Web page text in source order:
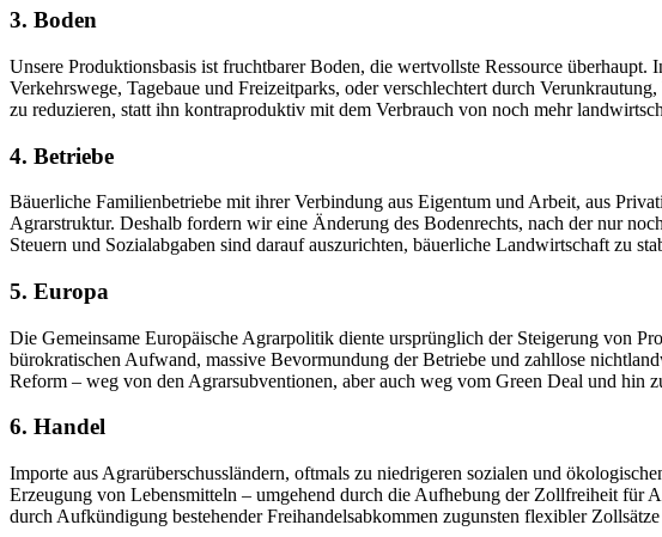
3. Boden
Unsere Produktionsbasis ist fruchtbarer Boden, die wertvollste Ressource
Verkehrswege, Tagebaue und Freizeitparks, oder verschlechtert durch
zu reduzieren, statt ihn kontraproduktiv mit dem Verbrauch von noch mehr
4. Betriebe
Bäuerliche Familienbetriebe mit ihrer Verbindung aus Eigentum und Arbeit, aus
Agrarstruktur. Deshalb fordern wir eine Änderung des Bodenrechts, nach der nur
Steuern und Sozialabgaben sind darauf auszurichten, bäuerliche Landwirtschaft zu
5. Europa
Die Gemeinsame Europäische Agrarpolitik diente ursprünglich der Steigerung von
bürokratischen Aufwand, massive Bevormundung der Betriebe und zahllose
Reform – weg von den Agrarsubventionen, aber auch weg vom Green Deal und hin
6. Handel
Importe aus Agrarüberschussländern, oftmals zu niedrigeren sozialen und
Erzeugung von Lebensmitteln – umgehend durch die Aufhebung der Zollfreiheit für
durch Aufkündigung bestehender Freihandelsabkommen zugunsten flexibler